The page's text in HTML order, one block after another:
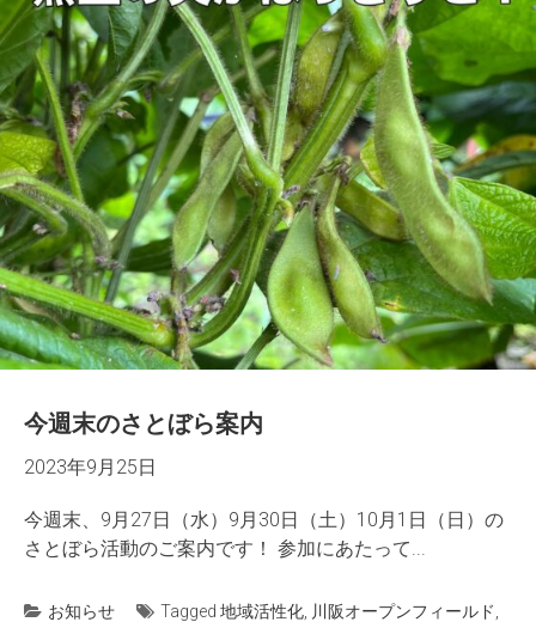
今週末のさとぼら案内
2023年9月25日
今週末、9月27日（水）9月30日（土）10月1日（日）の
さとぼら活動のご案内です！ 参加にあたって...
お知らせ Tagged 地域活性化 川阪オープンフィールド